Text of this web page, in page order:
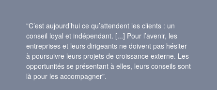
"C’est aujourd’hui ce qu’attendent les clients : un
conseil loyal et indépendant. [...] Pour l’avenir, les
entreprises et leurs dirigeants ne doivent pas hésiter
à poursuivre leurs projets de croissance externe. Les
opportunités se présentant à elles, leurs conseils sont
là pour les accompagner".